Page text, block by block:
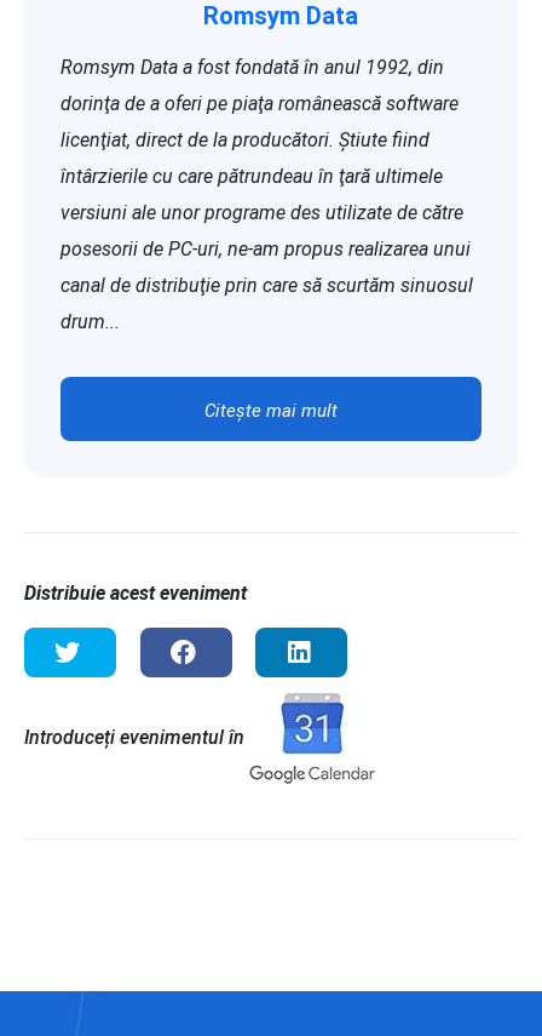
Romsym Data
Romsym Data a fost fondată în anul 1992, din
dorinţa de a oferi pe piaţa românească software
licenţiat, direct de la producători. Ştiute fiind
întârzierile cu care pătrundeau în ţară ultimele
versiuni ale unor programe des utilizate de către
posesorii de PC-uri, ne-am propus realizarea unui
canal de distribuţie prin care să scurtăm sinuosul
drum...
Citește mai mult
Distribuie acest eveniment
Introduceți evenimentul în